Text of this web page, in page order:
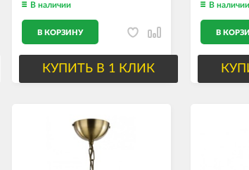
В наличии
В КОРЗИНУ
КУПИТЬ В 1 КЛИК
В наличии
В